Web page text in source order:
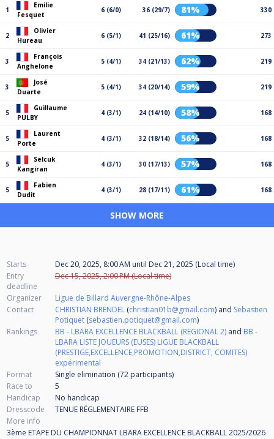
1
Emilie
Fesquet
6 (6/0) 36 (29/7) 81% 330
2
Olivier
Hureau
6 (5/1) 41 (25/16) 61% 273
3
François
Anghelone
5 (4/1) 34 (21/13) 62% 219
3
José
Duarte
5 (4/1) 34 (20/14) 59% 219
5
Guillaume
PULBY
4 (3/1) 24 (14/10) 58% 168
5
Laurent
Porte
4 (3/1) 32 (18/14) 56% 168
5
Selcuk
Kangiran
4 (3/1) 30 (17/13) 57% 168
5
Fabien
Dudit
4 (3/1) 28 (17/11) 61% 168
SHOW MORE
Starts Dec 20, 2025, 8:00 AM until Dec 21, 2025 (Local time)
Entry
deadline
Dec 15, 2025, 2:00 PM (Local time)
Organizer
Ligue de Billard Auvergne-Rhône-Alpes
Contact
CHRISTIAN BRENDEL (christian01b@gmail.com) and Sebastien
Potiquet (sebastien.potiquet@gmail.com)
Rankings
BB - LBARA EXCELLENCE BLACKBALL (REGIONAL 2) and BB -
LBARA LISTE JOUEURS (EUSES) LIGUE BLACKBALL
(PRESTIGE,EXCELLENCE,PROMOTION,DISTRICT, COMITES)
expérimental
Format
Single elimination (72 participants)
Race to
5
Handicap
No handicap
Dresscode
TENUE RÉGLEMENTAIRE FFB
More info
3ème ETAPE DU CHAMPIONNAT LBARA EXCELLENCE BLACKBALL 2025/2026